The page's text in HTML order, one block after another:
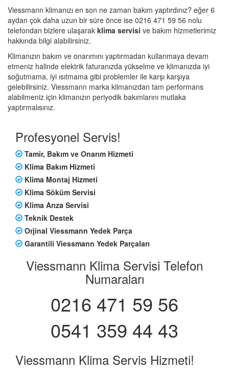
Viessmann klimanızı en son ne zaman bakım yaptırdınız? eğer 6
aydan çok daha uzun bir süre önce ise 0216 471 59 56 nolu
telefondan bizlere ulaşarak klima servisi ve bakım hizmetlerimiz
hakkında bilgi alabilirsiniz.
Klimanızın bakım ve onarımını yaptırmadan kullanmaya devam
etmeniz halinde elektrik faturanızda yükselme ve klimanızda iyi
soğutmama, iyi ısıtmama gibi problemler ile karşı karşıya
gelebilirsiniz. Viessmann marka klimanızdan tam performans
alabilmeniz için klimanızın periyodik bakımlarını mutlaka
yaptırmalısınız.
Profesyonel Servis!
Tamir, Bakım ve Onarım Hizmeti
Klima Bakım Hizmeti
Klima Montaj Hizmeti
Klima Söküm Servisi
Klima Arıza Servisi
Teknik Destek
Orjinal Viessmann Yedek Parça
Garantili Viessmann Yedek Parçaları
Viessmann Klima Servisi Telefon
Numaraları
0216 471 59 56
0541 359 44 43
Viessmann Klima Servis Hizmeti!